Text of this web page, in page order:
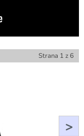
Strana 1 z 6
>